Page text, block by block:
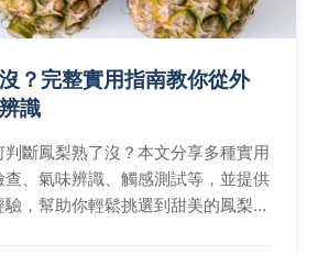
？完整實用指南教你從外
識
斷鳳梨熟了沒？本文分享多種實用
、氣味辨識、觸感測試等，並提供
，幫助你輕鬆挑選到甜美的鳳梨，